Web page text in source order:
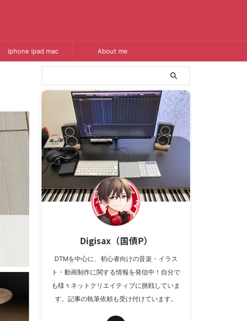
iphone ipad mac About me
Digisax（国債P）
DTMを中心に、初心者向けの音楽・イラス
ト・動画制作に関する情報を発信中！自分で
も様々ネットクリエイティブに挑戦していま
す。記事の執筆依頼も受け付けています。